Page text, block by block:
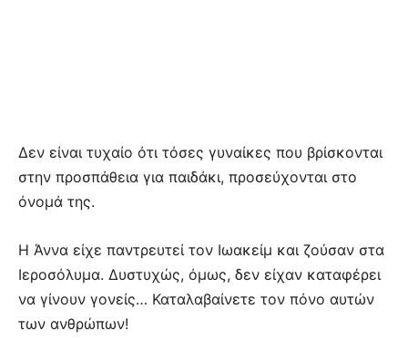
Δεν είναι τυχαίο ότι τόσες γυναίκες που βρίσκονται
στην προσπάθεια για παιδάκι, προσεύχονται στο
όνομά της.
Η Άννα είχε παντρευτεί τον Ιωακείμ και ζούσαν στα
Ιεροσόλυμα. Δυστυχώς, όμως, δεν είχαν καταφέρει
να γίνουν γονείς… Καταλαβαίνετε τον πόνο αυτών
των ανθρώπων!